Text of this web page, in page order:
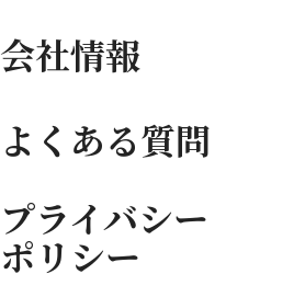
会社情報
よくある質問
プライバシー
ポリシー